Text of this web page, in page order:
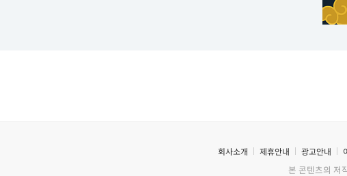
회사소개 제휴안내 광고안내
본 콘텐츠의 저